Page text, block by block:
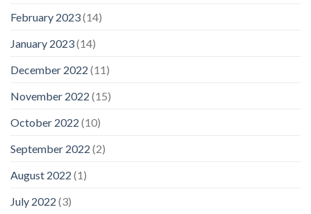
February 2023(14)
January 2023(14)
December 2022 (11)
November 2022 (15)
October 2022 (10)
September 2022 (2)
August 2022 (1)
July 2022 (3)